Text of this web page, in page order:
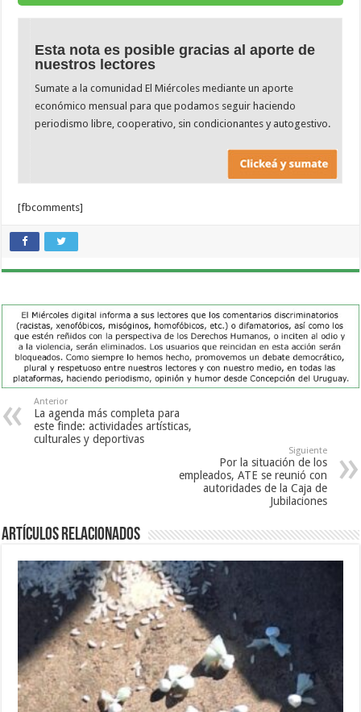
Esta nota es posible gracias al aporte de
nuestros lectores
Sumate a la comunidad El Miércoles mediante un aporte
económico mensual para que podamos seguir haciendo
periodismo libre, cooperativo, sin condicionantes y autogestivo.
[fbcomments]
Anterior
La agenda más completa para
este finde: actividades artísticas,
culturales y deportivas
Siguiente
Por la situación de los
empleados, ATE se reunió con
autoridades de la Caja de
Jubilaciones
Artículos Relacionados